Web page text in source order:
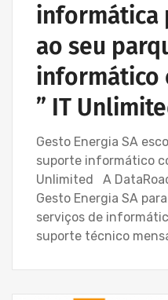
informática
ao seu
informático
” IT
Gesto Energia SA
suporte informático
Unlimited A
Gesto Energia SA
serviços de
suporte técnico